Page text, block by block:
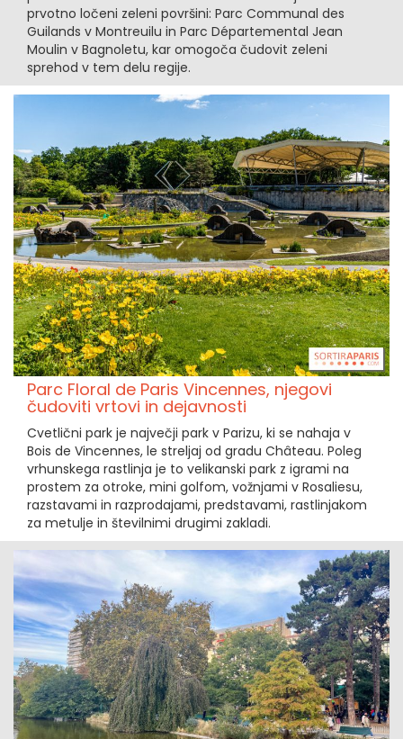
prvotno ločeni zeleni površini: Parc Communal des
Guilands v Montreuilu in Parc Départemental Jean
Moulin v Bagnoletu, kar omogoča čudovit zeleni
sprehod v tem delu regije.
Parc Floral de Paris Vincennes, njegovi
čudoviti vrtovi in dejavnosti
Cvetlični park je največji park v Parizu, ki se nahaja v
Bois de Vincennes, le streljaj od gradu Château. Poleg
vrhunskega rastlinja je to velikanski park z igrami na
prostem za otroke, mini golfom, vožnjami v Rosaliesu,
razstavami in razprodajami, predstavami, rastlinjakom
za metulje in številnimi drugimi zakladi.